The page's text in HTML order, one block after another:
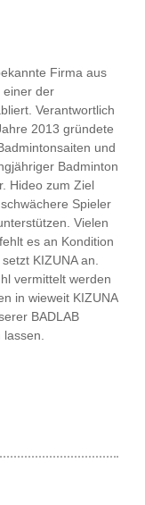
Firma aus
einer der
Verantwortlich
2013 gründete
und
Badminton
Hideo zum Ziel
Spieler
Vielen
es an Kondition
KIZUNA an.
vermittelt werden
in wieweit KIZUNA
BADLAB